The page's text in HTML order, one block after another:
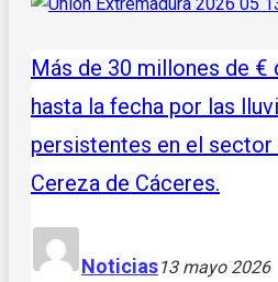
Más de 30 millones de €
hasta la fecha por las
persistentes en el sector
Cereza de Cáceres.
Noticias13 mayo 2026